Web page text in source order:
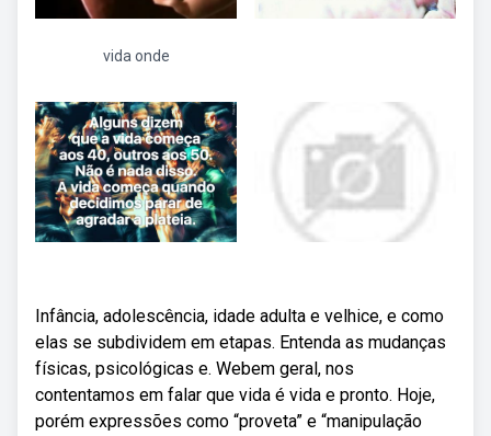
vida onde
Infância, adolescência, idade adulta e velhice, e como
elas se subdividem em etapas. Entenda as mudanças
físicas, psicológicas e. Webem geral, nos
contentamos em falar que vida é vida e pronto. Hoje,
porém expressões como “proveta” e “manipulação